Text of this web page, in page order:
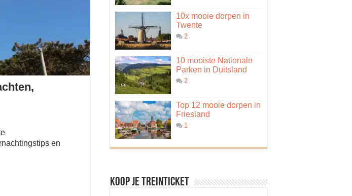
en
10x mooie dorpen in
Twente
2
10 mooiste Nationale
Parken in Duitsland
2
Top 12 mooie dorpen in
Friesland
1
Koop je treinticket